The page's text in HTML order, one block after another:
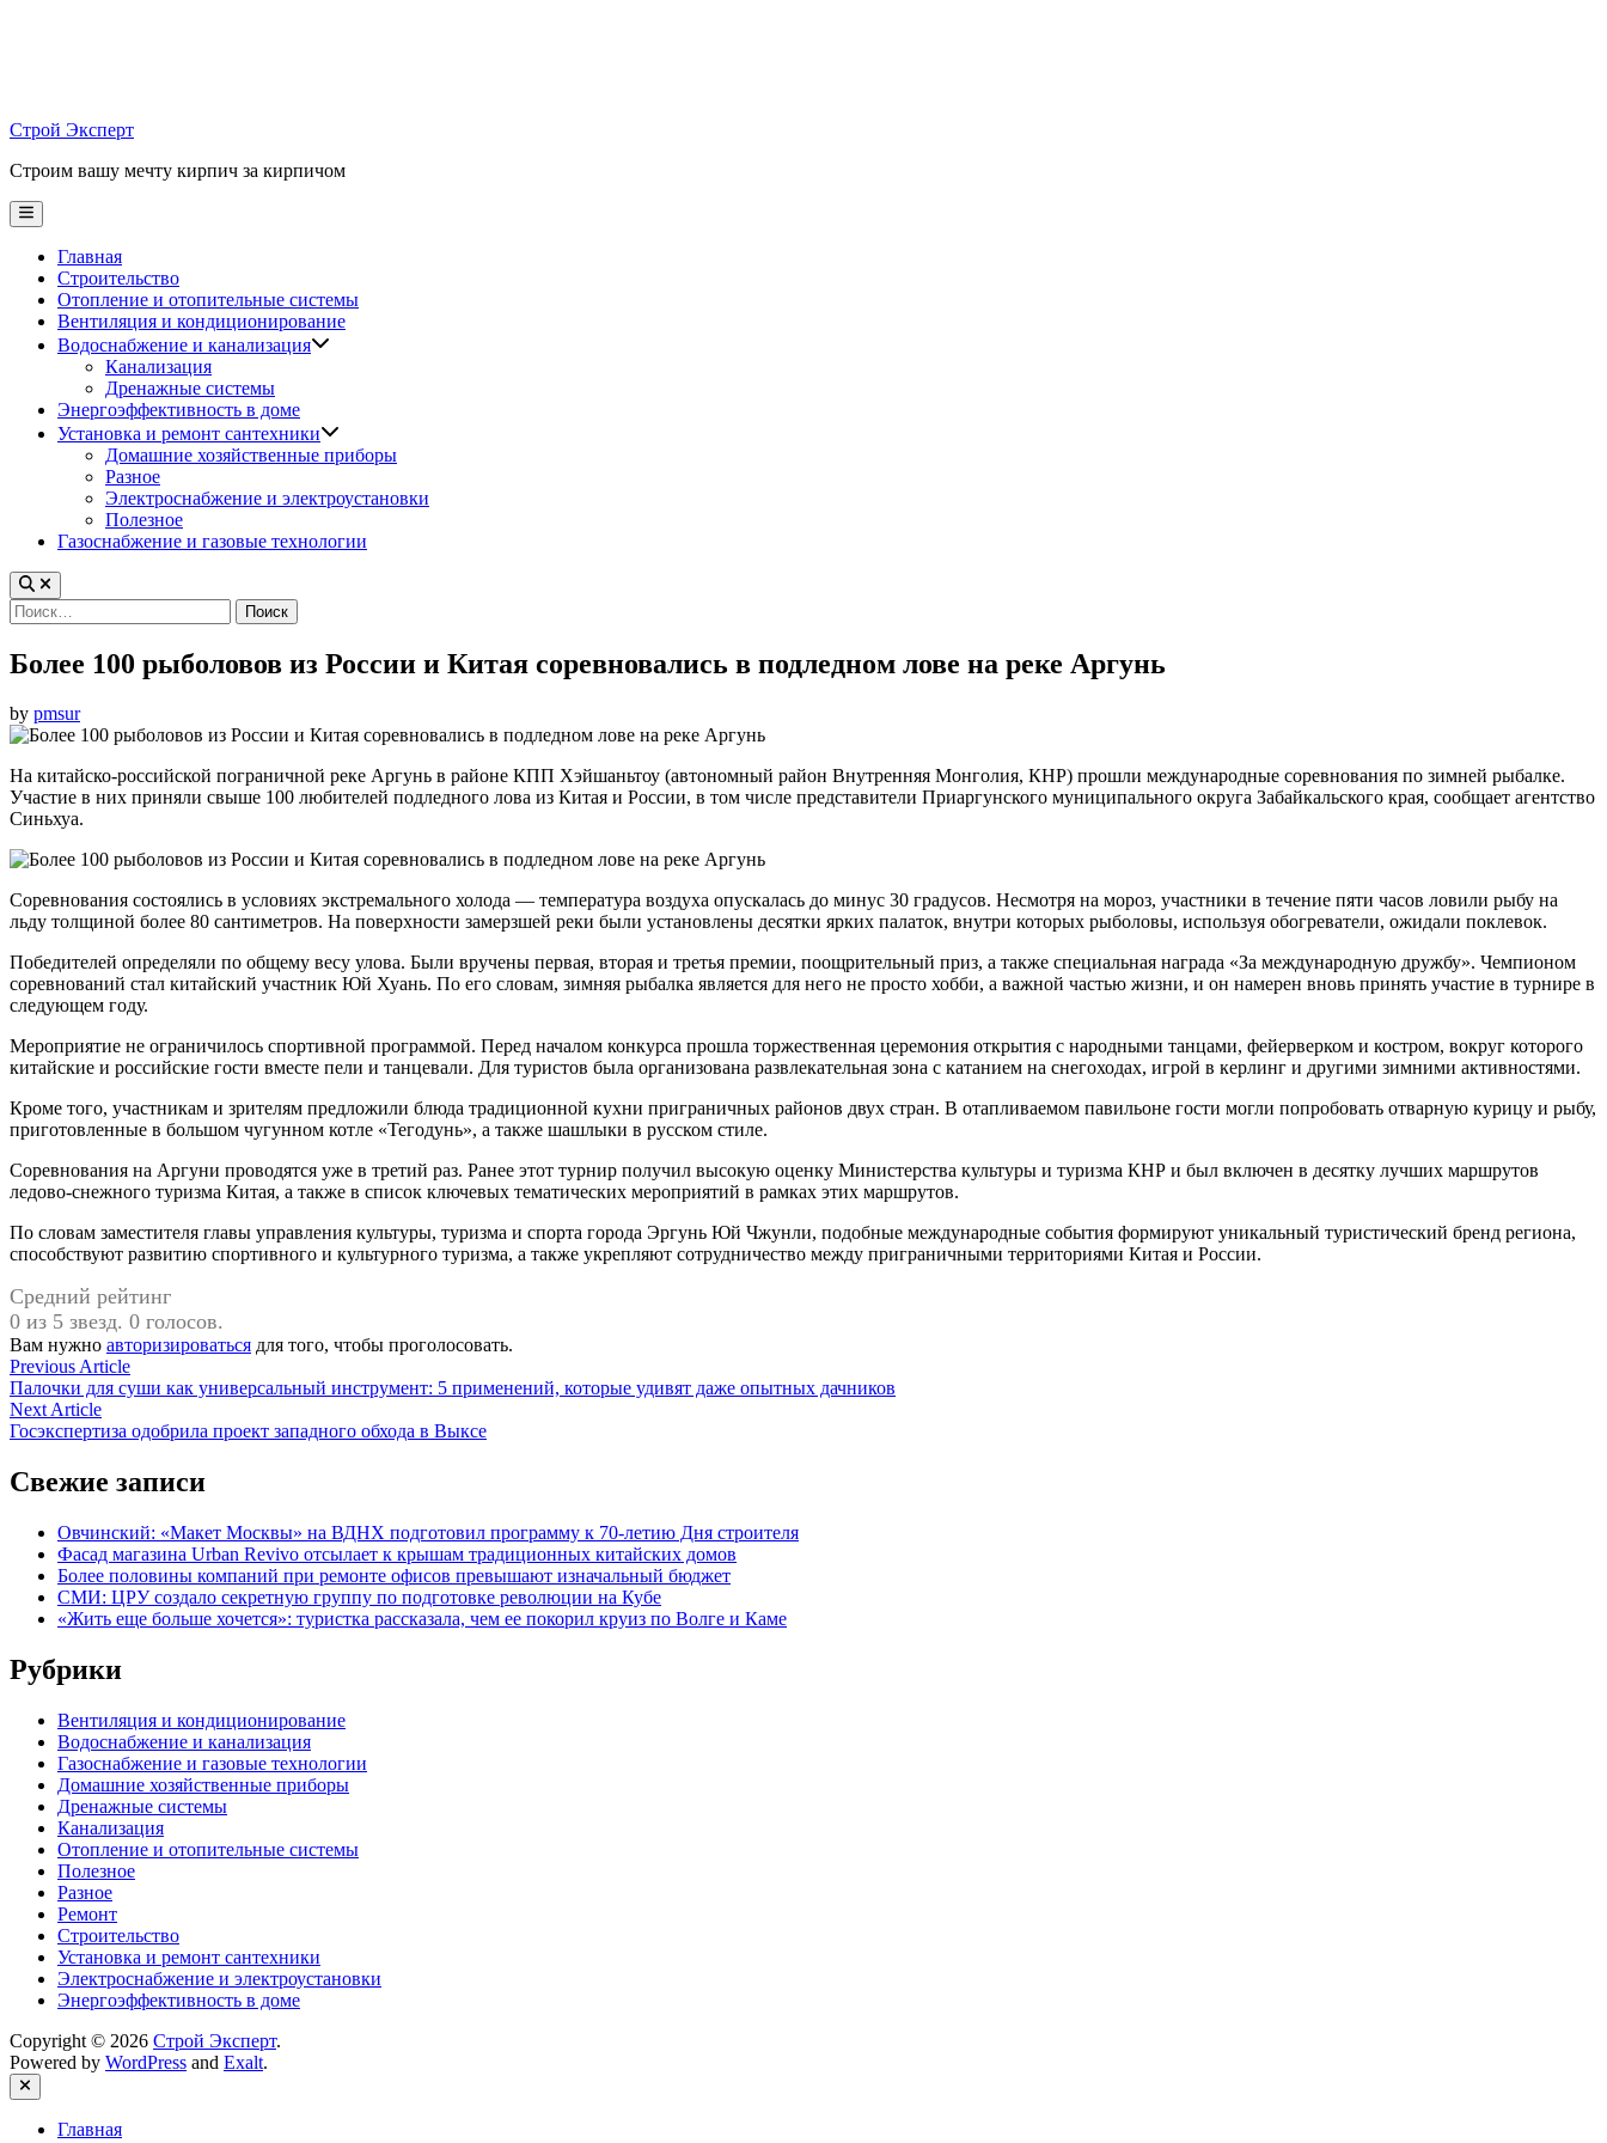
Строй Эксперт
Строим вашу мечту кирпич за кирпичом
Main
Menu
Главная
Строительство
Отопление и отопительные системы
Вентиляция и кондиционирование
Водоснабжение и канализация
Канализация
Дренажные системы
Энергоэффективность в доме
Установка и ремонт сантехники
Домашние хозяйственные приборы
Разное
Электроснабжение и электроустановки
Полезное
Газоснабжение и газовые технологии
Найти:
Более 100 рыболовов из России и Китая соревновались в подледном лове на реке Аргунь
by pmsur
На китайско-российской пограничной реке Аргунь в районе КПП Хэйшаньтоу (автономный район Внутренняя Монголия, КНР) прошли международные соревнования по зимней рыбалке.
Участие в них приняли свыше 100 любителей подледного лова из Китая и России, в том числе представители Приаргунского муниципального округа Забайкальского края, сообщает агентство
Синьхуа.
Соревнования состоялись в условиях экстремального холода — температура воздуха опускалась до минус 30 градусов. Несмотря на мороз, участники в течение пяти часов ловили рыбу на
льду толщиной более 80 сантиметров. На поверхности замерзшей реки были установлены десятки ярких палаток, внутри которых рыболовы, используя обогреватели, ожидали поклевок.
Победителей определяли по общему весу улова. Были вручены первая, вторая и третья премии, поощрительный приз, а также специальная награда «За международную дружбу». Чемпионом
соревнований стал китайский участник Юй Хуань. По его словам, зимняя рыбалка является для него не просто хобби, а важной частью жизни, и он намерен вновь принять участие в турнире в
следующем году.
Мероприятие не ограничилось спортивной программой. Перед началом конкурса прошла торжественная церемония открытия с народными танцами, фейерверком и костром, вокруг которого
китайские и российские гости вместе пели и танцевали. Для туристов была организована развлекательная зона с катанием на снегоходах, игрой в керлинг и другими зимними активностями.
Кроме того, участникам и зрителям предложили блюда традиционной кухни приграничных районов двух стран. В отапливаемом павильоне гости могли попробовать отварную курицу и рыбу,
приготовленные в большом чугунном котле «Тегодунь», а также шашлыки в русском стиле.
Соревнования на Аргуни проводятся уже в третий раз. Ранее этот турнир получил высокую оценку Министерства культуры и туризма КНР и был включен в десятку лучших маршрутов
ледово-снежного туризма Китая, а также в список ключевых тематических мероприятий в рамках этих маршрутов.
По словам заместителя главы управления культуры, туризма и спорта города Эргунь Юй Чжунли, подобные международные события формируют уникальный туристический бренд региона,
способствуют развитию спортивного и культурного туризма, а также укрепляют сотрудничество между приграничными территориями Китая и России.
Средний рейтинг
0 из 5 звезд. 0 голосов.
Вам нужно авторизироваться для того, чтобы проголосовать.
Навигация
по
записям
Previous ArticlePrevious
article:
Палочки для суши как универсальный инструмент: 5 применений, которые удивят даже опытных дачников
Next ArticleNext
article:
Госэкспертиза одобрила проект западного обхода в Выксе
Свежие записи
Овчинский: «Макет Москвы» на ВДНХ подготовил программу к 70-летию Дня строителя
Фасад магазина Urban Revivo отсылает к крышам традиционных китайских домов
Более половины компаний при ремонте офисов превышают изначальный бюджет
СМИ: ЦРУ создало секретную группу по подготовке революции на Кубе
«Жить еще больше хочется»: туристка рассказала, чем ее покорил круиз по Волге и Каме
Рубрики
Вентиляция и кондиционирование
Водоснабжение и канализация
Газоснабжение и газовые технологии
Домашние хозяйственные приборы
Дренажные системы
Канализация
Отопление и отопительные системы
Полезное
Разное
Ремонт
Строительство
Установка и ремонт сантехники
Электроснабжение и электроустановки
Энергоэффективность в доме
Copyright © 2026 Строй Эксперт.
Powered by WordPress and Exalt.
Close
Главная